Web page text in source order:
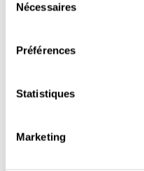
Nécessaires
Préférences
Statistiques
Marketing